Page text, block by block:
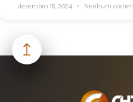
dezembro 18, 2024 Nenhum